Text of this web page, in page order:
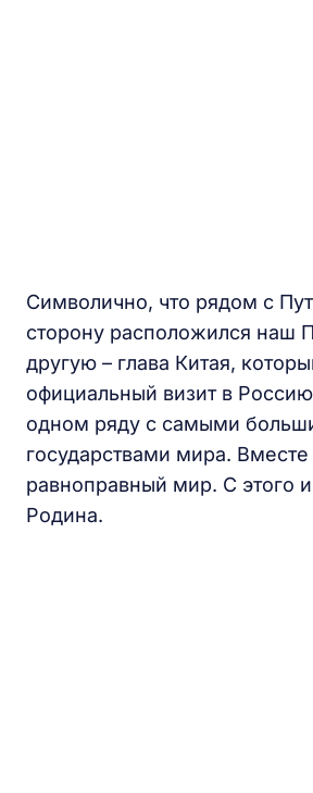
Символично, что рядом с
сторону расположился наш
другую – глава Китая,
официальный визит в
одном ряду с самыми
государствами мира. Вместе
равноправный мир. С этого
Родина.